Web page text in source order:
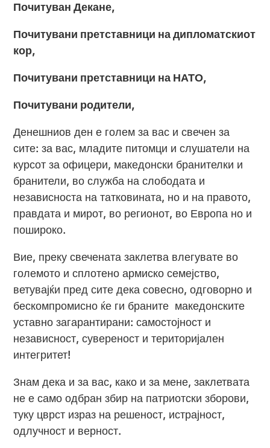
Почитуван Декане,
Почитувани претставници на дипломатскиот
кор,
Почитувани претставници на НАТО,
Почитувани родители,
Денешниов ден е голем за вас и свечен за
сите: за вас, младите питомци и слушатели на
курсот за офицери, македонски бранителки и
бранители, во служба на слободата и
независноста на татковината, но и на правото,
правдата и мирот, во регионот, во Европа но и
пошироко.
Вие, преку свечената заклетва влегувате во
големото и сплотено армиско семејство,
ветувајќи пред сите дека совесно, одговорно и
бескомпромисно ќе ги браните македонските
уставно загарантирани: самостојност и
независност, сувереност и територијален
интегритет!
Знам дека и за вас, како и за мене, заклетвата
не е само одбран збир на патриотски зборови,
туку цврст израз на решеност, истрајност,
одлучност и верност.